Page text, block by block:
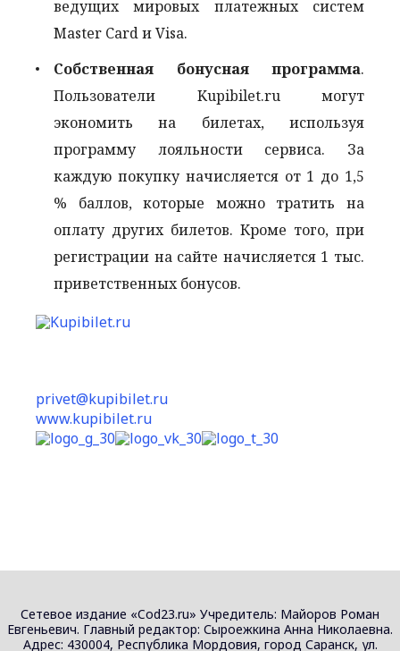
ведущих мировых платежных систем
Master Card и Visa.
Собственная бонусная программа.
Пользователи Kupibilet.ru могут
экономить на билетах, используя
программу лояльности сервиса. За
каждую покупку начисляется от 1 до 1,5
% баллов, которые можно тратить на
оплату других билетов. Кроме того, при
регистрации на сайте начисляется 1 тыс.
приветственных бонусов.
privet@kupibilet.ru
www.kupibilet.ru
Сетевое издание «Cod23.ru» Учредитель: Майоров Роман
Евгеньевич. Главный редактор: Сыроежкина Анна Николаевна.
Адрес: 430004, Республика Мордовия, город Саранск, ул.